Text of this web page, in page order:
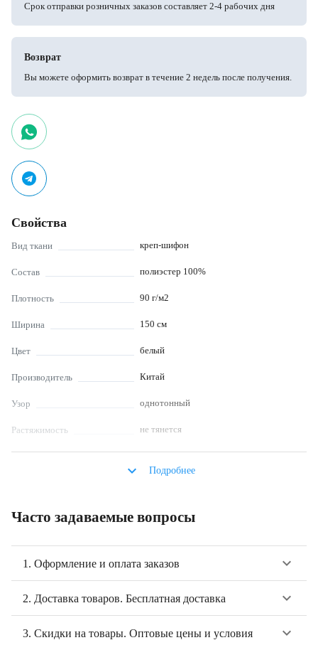
Срок отправки розничных заказов составляет 2-4 рабочих дня
Возврат
Вы можете оформить возврат в течение 2 недель после получения.
Свойства
Вид ткани креп-шифон
Состав полиэстер 100%
Плотность 90 г/м2
Ширина 150 см
Цвет белый
Производитель Китай
Узор однотонный
Растяжимость не тянется
мало мнется
халаты
Уход за
изделиями из
ткани
глажка с изнаночной стороны, не
отбеливать, глажка при t < 110°C,
стирки
keyboard_arrow_down Подробнее
Часто задаваемые вопросы
1. Оформление и оплата заказов keyboard_arrow_down
2. Доставка товаров. Бесплатная доставка keyboard_arrow_down
3. Скидки на товары. Оптовые цены и условия keyboard_arrow_down